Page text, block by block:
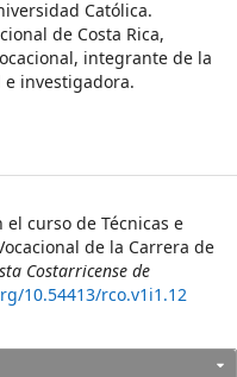
Católica.
de Costa Rica,
integrante de la
e investigadora.
curso de Técnicas e
de la Carrera de
Costarricense de
10.54413/rco.v1i1.12